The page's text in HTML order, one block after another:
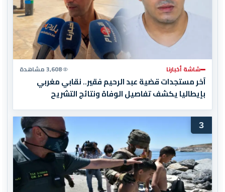
شاشة أخبارنا 3,608 مشاهدة
آخر مستجدات قضية عبد الرحيم فقير.. نقابي مغربي
بإيطاليا يكشف تفاصيل الوفاة ونتائج التشريح
3